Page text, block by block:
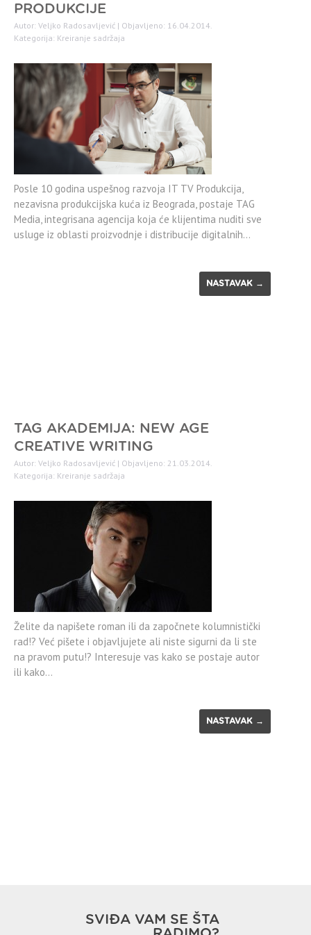
PRODUKCIJE
Autor: Veljko Radosavljević | Objavljeno: 16.04.2014.
Kategorija: Kreiranje sadržaja
Posle 10 godina uspešnog razvoja IT TV Produkcija,
nezavisna produkcijska kuća iz Beograda, postaje TAG
Media, integrisana agencija koja će klijentima nuditi sve
usluge iz oblasti proizvodnje i distribucije digitalnih…
NASTAVAK →
TAG AKADEMIJA: NEW AGE
CREATIVE WRITING
Autor: Veljko Radosavljević | Objavljeno: 21.03.2014.
Kategorija: Kreiranje sadržaja
Želite da napišete roman ili da započnete kolumnistički
rad!? Već pišete i objavljujete ali niste sigurni da li ste
na pravom putu!? Interesuje vas kako se postaje autor
ili kako…
NASTAVAK →
SVIĐA VAM SE ŠTA